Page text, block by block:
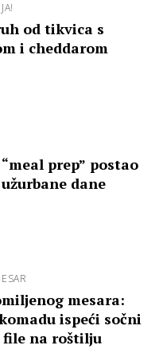
od tikvica s
i cheddarom
prep” postao
dane
mesara:
ispeći sočni
na roštilju